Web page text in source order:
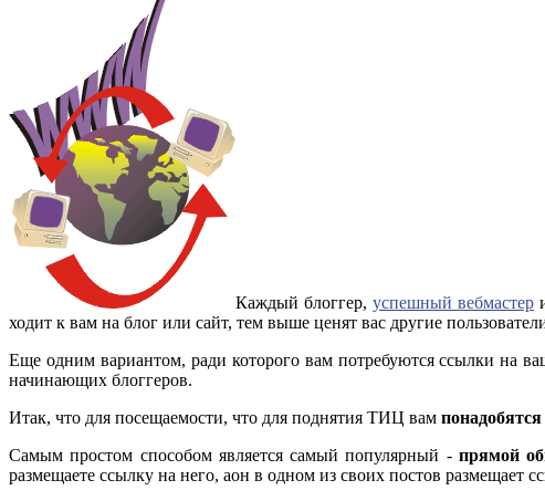
Каждый блоггер, успешный вебмастер
ходит к вам на блог или сайт, тем выше ценят вас другие
Еще одним вариантом, ради которого вам потребуются ссылки на
начинающих блоггеров.
Итак, что для посещаемости, что для поднятия ТИЦ вам
Самым простом способом является самый популярный -прямой
размещаете ссылку на него, аон в одном из своих постов размещает